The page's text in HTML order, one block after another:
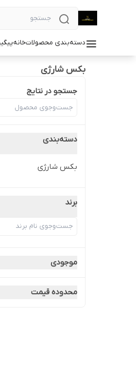
دسته‌بندی محصولاتخانه
بکس شارژی
جستجو در نتایج
دسته‌بندی
بکس شارژی
برند
موجودی
محدوده قیمت